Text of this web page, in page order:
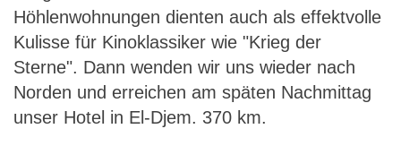
Höhlenwohnungen dienten auch als effektvolle
Kulisse für Kinoklassiker wie "Krieg der
Sterne". Dann wenden wir uns wieder nach
Norden und erreichen am späten Nachmittag
unser Hotel in El-Djem. 370 km.